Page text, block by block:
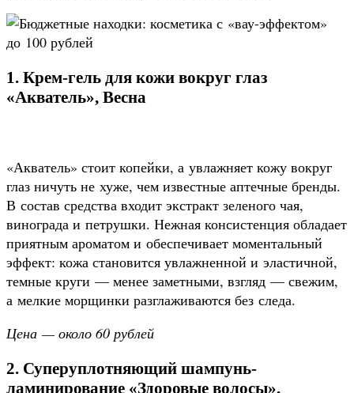
1. Крем-гель для кожи вокруг глаз
«Акватель», Весна
«Акватель» стоит копейки, а увлажняет кожу вокруг
глаз ничуть не хуже, чем известные аптечные бренды.
В состав средства входит экстракт зеленого чая,
винограда и петрушки. Нежная консистенция обладает
приятным ароматом и обеспечивает моментальный
эффект: кожа становится увлажненной и эластичной,
темные круги — менее заметными, взгляд — свежим,
а мелкие морщинки разглаживаются без следа.
Цена — около 60 рублей
2. Суперуплотняющий шампунь-
ламинирование «Здоровые волосы»,